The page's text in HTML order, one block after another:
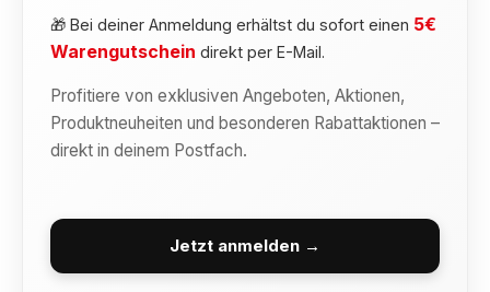
🎁 Bei deiner Anmeldung erhältst du sofort einen 5€
Warengutschein direkt per E-Mail.
Profitiere von exklusiven Angeboten, Aktionen,
Produktneuheiten und besonderen Rabattaktionen –
direkt in deinem Postfach.
Jetzt anmelden →